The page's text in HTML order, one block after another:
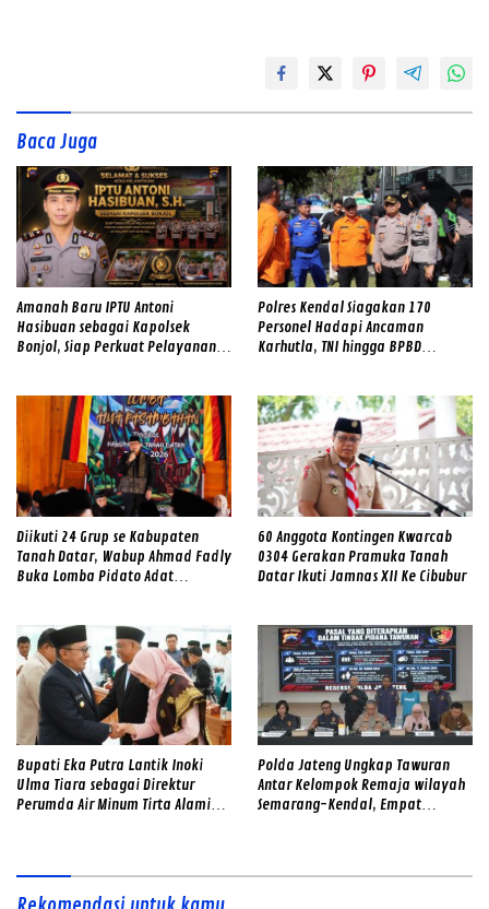
Baca Juga
Amanah Baru IPTU Antoni
Hasibuan sebagai Kapolsek
Bonjol, Siap Perkuat Pelayanan
Polres Kendal Siagakan 170
Personel Hadapi Ancaman
Karhutla, TNI hingga BPBD
Diikuti 24 Grup se Kabupaten
Tanah Datar, Wabup Ahmad Fadly
Buka Lomba Pidato Adat
60 Anggota Kontingen Kwarcab
0304 Gerakan Pramuka Tanah
Datar Ikuti Jamnas XII Ke Cibubur
Bupati Eka Putra Lantik Inoki
Ulma Tiara sebagai Direktur
Perumda Air Minum Tirta Alami
Polda Jateng Ungkap Tawuran
Antar Kelompok Remaja wilayah
Semarang-Kendal, Empat